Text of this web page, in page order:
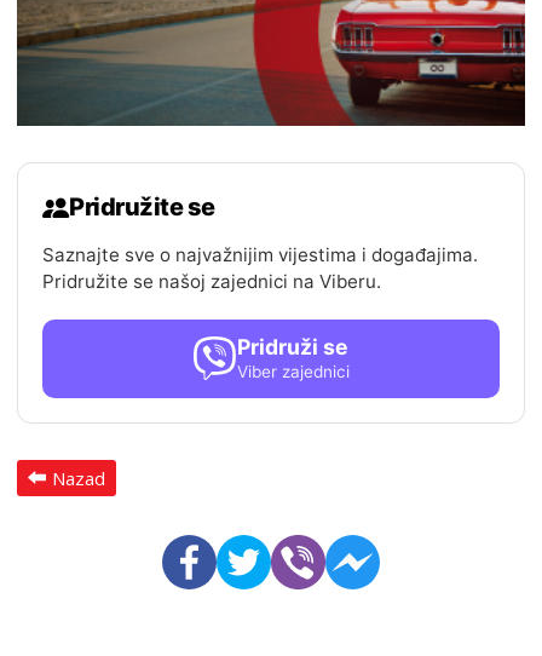
Pridružite se
Saznajte sve o najvažnijim vijestima i događajima.
Pridružite se našoj zajednici na Viberu.
Pridruži se
Viber zajednici
Nazad